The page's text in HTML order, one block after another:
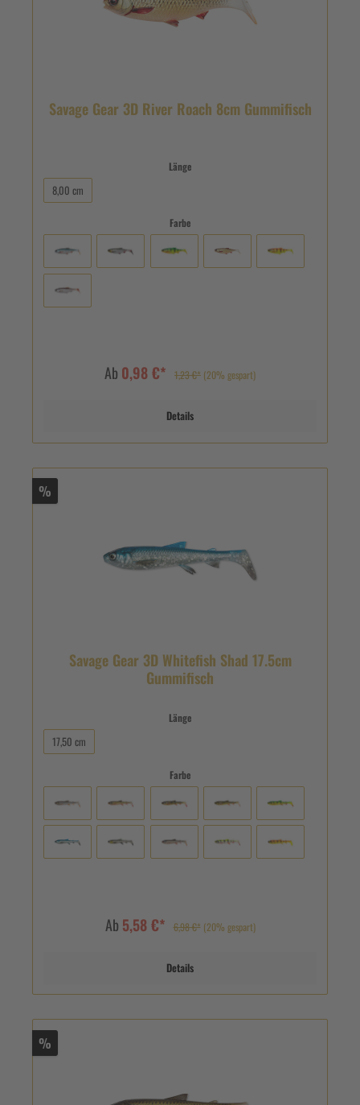
Savage Gear 3D River Roach 8cm Gummifisch
Länge
8,00 cm
Farbe
Ab 0,98 €* 1,23 €* (20% gespart)
Details
%
Savage Gear 3D Whitefish Shad 17.5cm
Gummifisch
Länge
17,50 cm
Farbe
Ab 5,58 €* 6,98 €* (20% gespart)
Details
%